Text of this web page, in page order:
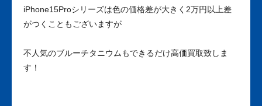
iPhone15Proシリーズは色の価格差が大きく2万円以上差
がつくこともございますが
不人気のブルーチタニウムもできるだけ高価買取致しま
す！